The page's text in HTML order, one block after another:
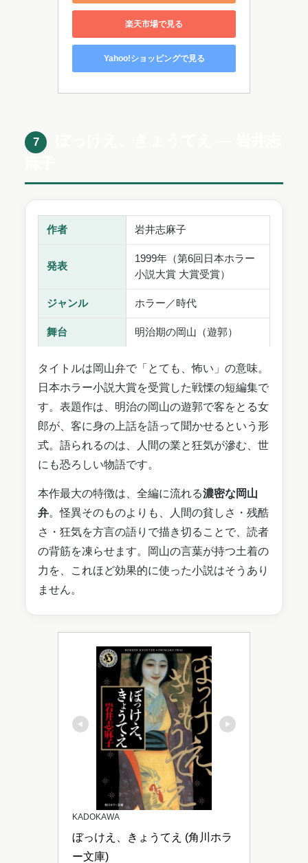
楽天市場で見る
Yahoo!ショッピングで見る
7
作者 岩井志麻子
発表
1999年（第6回日本ホラー
小説大賞 大賞受賞）
ジャンル ホラー／時代
舞台 明治期の岡山（遊郭）
タイトルは岡山弁で「とても、怖い」の意味。
日本ホラー小説大賞を受賞した戦慄の短編集で
す。表題作は、明治の岡山の遊郭で客をとる女
郎が、客に身の上話を語って聞かせるという形
式。語られるのは、人間の業と狂気が滲む、世
にも恐ろしい物語です。
本作最大の特徴は、全編に流れる濃密な岡山
弁。怪異そのものよりも、人間の貧しさ・残酷
さ・狂気を方言の語りで描き切ることで、読者
の背筋を凍らせます。岡山の言葉が持つ土着の
力を、これほど効果的に使った小説はそうあり
ません。
KADOKAWA
ぼっけえ、きょうてえ (角川ホラ
ー文庫)